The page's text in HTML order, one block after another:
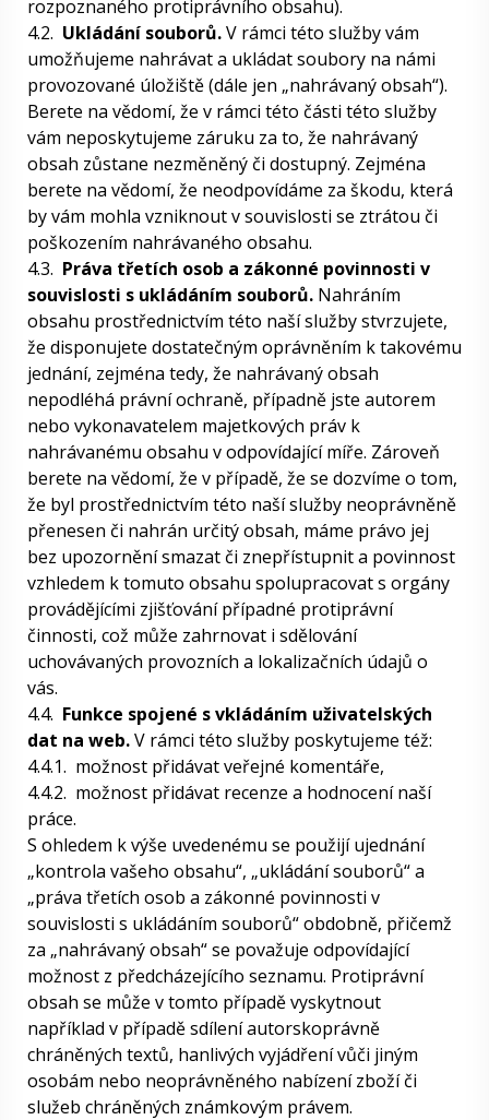
rozpoznaného protiprávního obsahu).
4.2. Ukládání souborů.V rámci této služby vám
umožňujeme nahrávat a ukládat soubory na námi
provozované úložiště (dále jen „nahrávaný obsah“).
Berete na vědomí, že v rámci této části této služby
vám neposkytujeme záruku za to, že nahrávaný
obsah zůstane nezměněný či dostupný. Zejména
berete na vědomí, že neodpovídáme za škodu, která
by vám mohla vzniknout v souvislosti se ztrátou či
poškozením nahrávaného obsahu.
4.3. Práva třetích osob a zákonné povinnosti v
souvislosti s ukládáním souborů. Nahráním
obsahu prostřednictvím této naší služby stvrzujete,
že disponujete dostatečným oprávněním k takovému
jednání, zejména tedy, že nahrávaný obsah
nepodléhá právní ochraně, případně jste autorem
nebo vykonavatelem majetkových práv k
nahrávanému obsahu v odpovídající míře. Zároveň
berete na vědomí, že v případě, že se dozvíme o tom,
že byl prostřednictvím této naší služby neoprávněně
přenesen či nahrán určitý obsah, máme právo jej
bez upozornění smazat či znepřístupnit a povinnost
vzhledem k tomuto obsahu spolupracovat s orgány
provádějícími zjišťování případné protiprávní
činnosti, což může zahrnovat i sdělování
uchovávaných provozních a lokalizačních údajů o
vás.
4.4. Funkce spojené s vkládáním uživatelských
dat na web.V rámci této služby poskytujeme též:
4.4.1. možnost přidávat veřejné komentáře,
4.4.2. možnost přidávat recenze a hodnocení naší
práce.
S ohledem k výše uvedenému se použijí ujednání
„kontrola vašeho obsahu“, „ukládání souborů“ a
„práva třetích osob a zákonné povinnosti v
souvislosti s ukládáním souborů“ obdobně, přičemž
za „nahrávaný obsah“ se považuje odpovídající
možnost z předcházejícího seznamu. Protiprávní
obsah se může v tomto případě vyskytnout
například v případě sdílení autorskoprávně
chráněných textů, hanlivých vyjádření vůči jiným
osobám nebo neoprávněného nabízení zboží či
služeb chráněných známkovým právem.